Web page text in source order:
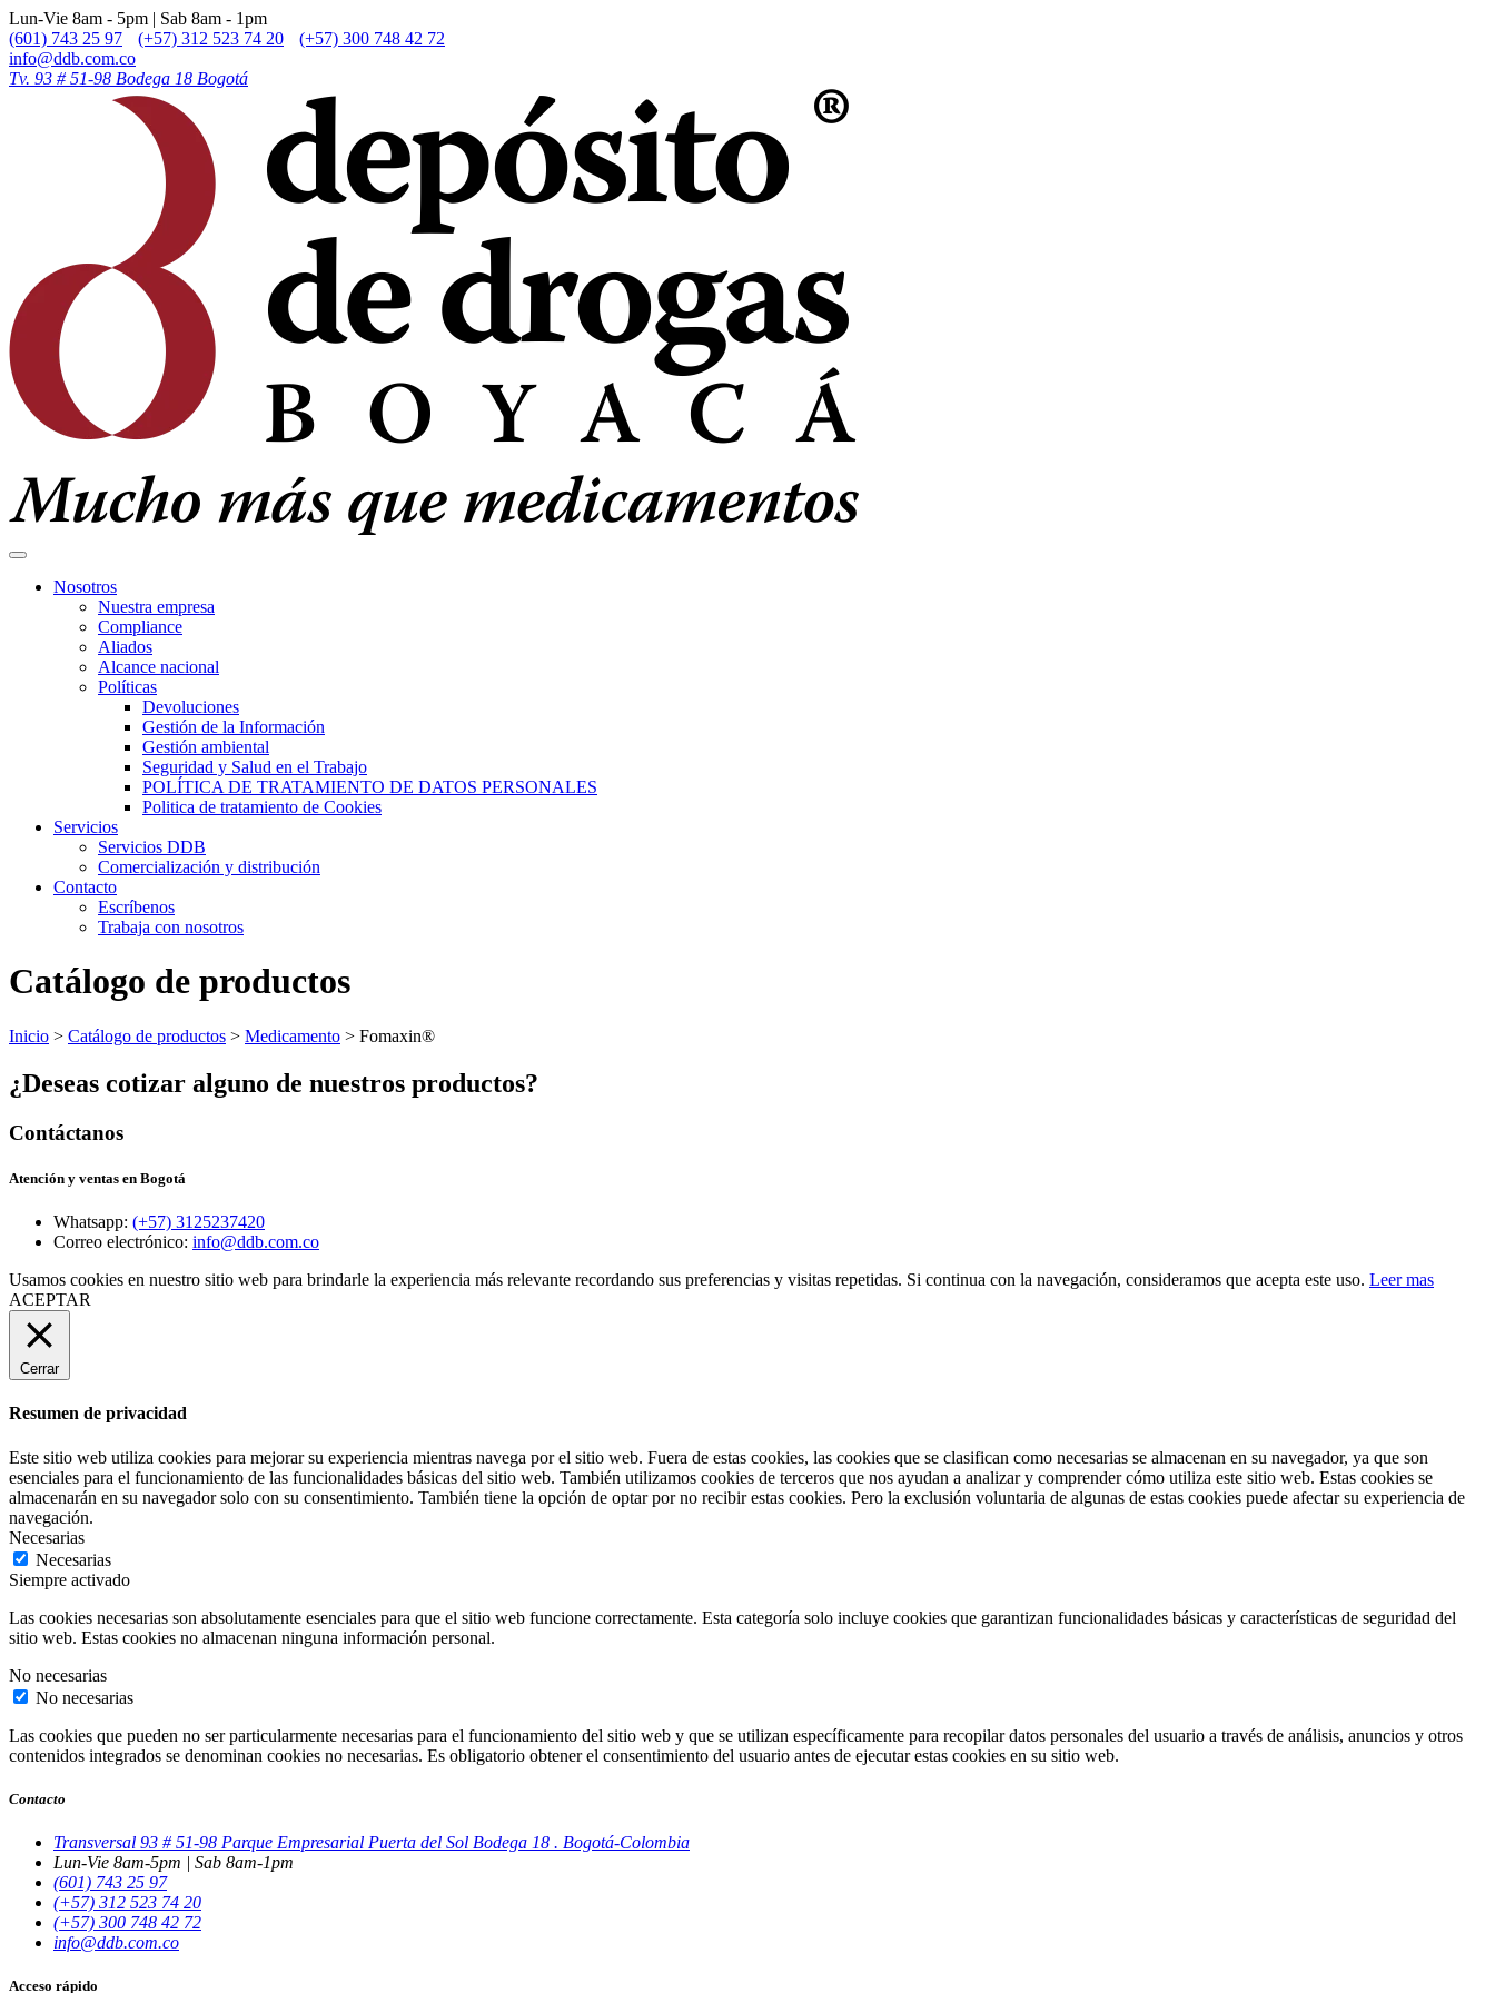
Lun-Vie 8am - 5pm | Sab 8am - 1pm
(601) 743 25 97
(+57) 312 523 74 20
(+57) 300 748 42 72
info@ddb.com.co
Tv. 93 # 51-98 Bodega 18 Bogotá
Nosotros
Nuestra empresa
Compliance
Aliados
Alcance nacional
Políticas
Devoluciones
Gestión de la Información
Gestión ambiental
Seguridad y Salud en el Trabajo
POLÍTICA DE TRATAMIENTO DE DATOS PERSONALES
Politica de tratamiento de Cookies
Servicios
Servicios DDB
Comercialización y distribución
Contacto
Escríbenos
Trabaja con nosotros
Catálogo de productos
Inicio > Catálogo de productos > Medicamento > Fomaxin®
¿Deseas cotizar alguno de nuestros productos?
Contáctanos
Atención y ventas en Bogotá
Whatsapp: (+57) 3125237420
Correo electrónico: info@ddb.com.co
Usamos cookies en nuestro sitio web para brindarle la experiencia más relevante recordando sus preferencias y visitas repetidas. Si continua con la navegación, consideramos que acepta este uso. Leer mas
ACEPTAR
Cerrar
Resumen de privacidad
Este sitio web utiliza cookies para mejorar su experiencia mientras navega por el sitio web. Fuera de estas cookies, las cookies que se clasifican como necesarias se almacenan en su navegador, ya que son
esenciales para el funcionamiento de las funcionalidades básicas del sitio web. También utilizamos cookies de terceros que nos ayudan a analizar y comprender cómo utiliza este sitio web. Estas cookies se
almacenarán en su navegador solo con su consentimiento. También tiene la opción de optar por no recibir estas cookies. Pero la exclusión voluntaria de algunas de estas cookies puede afectar su experiencia de
navegación.
Necesarias
Necesarias
Siempre activado
Las cookies necesarias son absolutamente esenciales para que el sitio web funcione correctamente. Esta categoría solo incluye cookies que garantizan funcionalidades básicas y características de seguridad del
sitio web. Estas cookies no almacenan ninguna información personal.
No necesarias
No necesarias
Las cookies que pueden no ser particularmente necesarias para el funcionamiento del sitio web y que se utilizan específicamente para recopilar datos personales del usuario a través de análisis, anuncios y otros
contenidos integrados se denominan cookies no necesarias. Es obligatorio obtener el consentimiento del usuario antes de ejecutar estas cookies en su sitio web.
Contacto
Transversal 93 # 51-98 Parque Empresarial Puerta del Sol Bodega 18 . Bogotá-Colombia
Lun-Vie 8am-5pm | Sab 8am-1pm
(601) 743 25 97
(+57) 312 523 74 20
(+57) 300 748 42 72
info@ddb.com.co
Acceso rápido